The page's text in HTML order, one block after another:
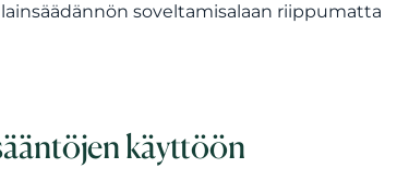
soveltamisalaan riippumatta
käyttöön